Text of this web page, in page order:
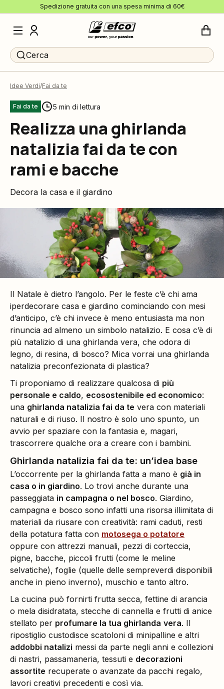
Spedizione gratuita con una spesa minima di 60€
Cerca
Idee Verdi Fai da te
Fai da te 5 min di lettura
Realizza una ghirlanda
natalizia fai da te con
rami e bacche
Decora la casa e il giardino
Il Natale è dietro l’angolo. Per le feste c’è chi ama
iperdecorare casa e giardino cominciando con mesi
d’anticipo, c’è chi invece è meno entusiasta ma non
rinuncia ad almeno un simbolo natalizio. E cosa c’è di
più natalizio di una ghirlanda vera, che odora di
legno, di resina, di bosco? Mica vorrai una ghirlanda
natalizia preconfezionata di plastica?
Ti proponiamo di realizzare qualcosa di più
personale e caldo, ecosostenibile ed economico:
una ghirlanda natalizia fai da te vera con materiali
naturali e di riuso. Il nostro è solo uno spunto, un
avvio per spaziare con la fantasia e, magari,
trascorrere qualche ora a creare con i bambini.
Ghirlanda natalizia fai da te: un’idea base
L’occorrente per la ghirlanda fatta a mano è già in
casa o in giardino. Lo trovi anche durante una
passeggiata in campagna o nel bosco. Giardino,
campagna e bosco sono infatti una risorsa illimitata di
materiali da riusare con creatività: rami caduti, resti
della potatura fatta con motosega o potatore
oppure con attrezzi manuali, pezzi di corteccia,
pigne, bacche, piccoli frutti (come le meline
selvatiche), foglie (quelle delle sempreverdi disponibili
anche in pieno inverno), muschio e tanto altro.
La cucina può fornirti frutta secca, fettine di arancia
o mela disidratata, stecche di cannella e frutti di anice
stellato per profumare la tua ghirlanda vera. Il
ripostiglio custodisce scatoloni di minipalline e altri
addobbi natalizi messi da parte negli anni e collezioni
di nastri, passamaneria, tessuti e decorazioni
assortite recuperate o avanzate da pacchi regalo,
lavori creativi precedenti e così via.